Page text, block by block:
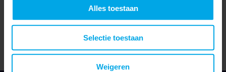
Alles toestaan
Selectie toestaan
Weigeren